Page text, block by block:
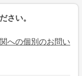
さい。
への個別のお問い